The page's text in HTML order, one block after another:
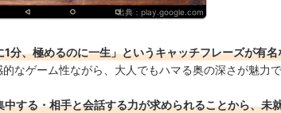
出典： play.google.com
1分、極めるのに一生」というキャッチフレーズが有名
なゲーム性ながら、大人でもハマる奥の深さが魅力で
中する・相手と会話する力が求められることから、未